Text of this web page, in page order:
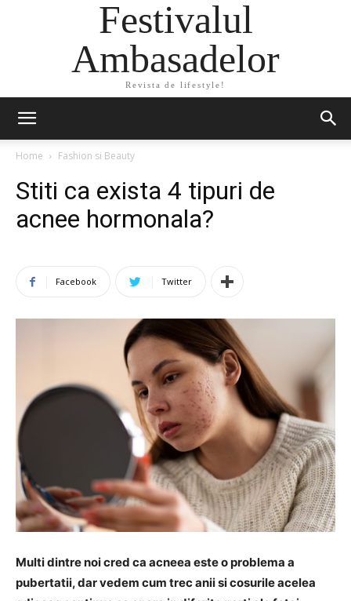
Festivalul
Ambasadelor
Revista de lifestyle!
Home Fashion si Beauty
Stiti ca exista 4 tipuri de
acnee hormonala?
Facebook Twitter
Multi dintre noi cred ca acneea este o problema a
pubertatii, dar vedem cum trec anii si cosurile acelea